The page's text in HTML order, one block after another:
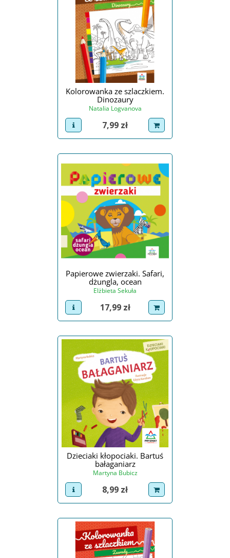
Kolorowanka ze szlaczkiem.
Dinozaury
Natalia Logvanova
view product
Cena
7,99 zł dodaj do koszyka
Papierowe zwierzaki. Safari,
dżungla, ocean
Elżbieta Sekuła
view product
Cena
17,99 zł dodaj do koszyka
Dzieciaki kłopociaki. Bartuś
bałaganiarz
Martyna Bubicz
view product
Cena
8,99 zł dodaj do koszyka